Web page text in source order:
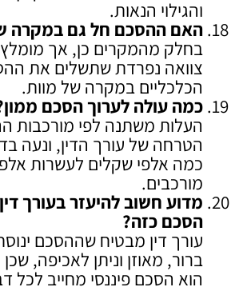
והגילוי הנאות.
האם ההסכם חל גם במקרה
בחלק מהמקרים כן, אך מומלץ
צוואה נפרדת שתשלים את
הכלכליים במקרה של מוות.
כמה עולה לערוך הסכם ממון
העלות משתנה לפי מורכבות
הטרחה של עורך הדין, ונעה
כמה אלפי שקלים לעשרות
מורכבים.
מדוע חשוב להיעזר בעורך
הסכם כזה?
עורך דין מבטיח שההסכם
ברור, מאוזן וניתן לאכיפה,
הוא הסכם פיננסי מחייב לכל